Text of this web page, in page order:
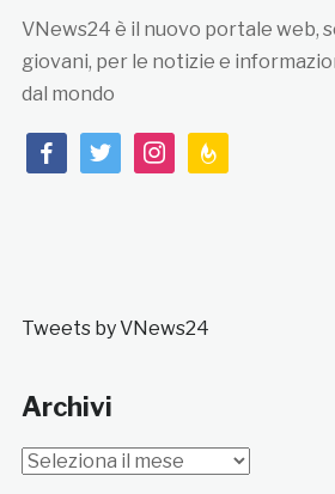
VNews24 è il nuovo portale web,
giovani, per le notizie e
dal mondo
facebooktwitterinstagramfeedburner
Tweets by VNews24
Archivi
Archivi